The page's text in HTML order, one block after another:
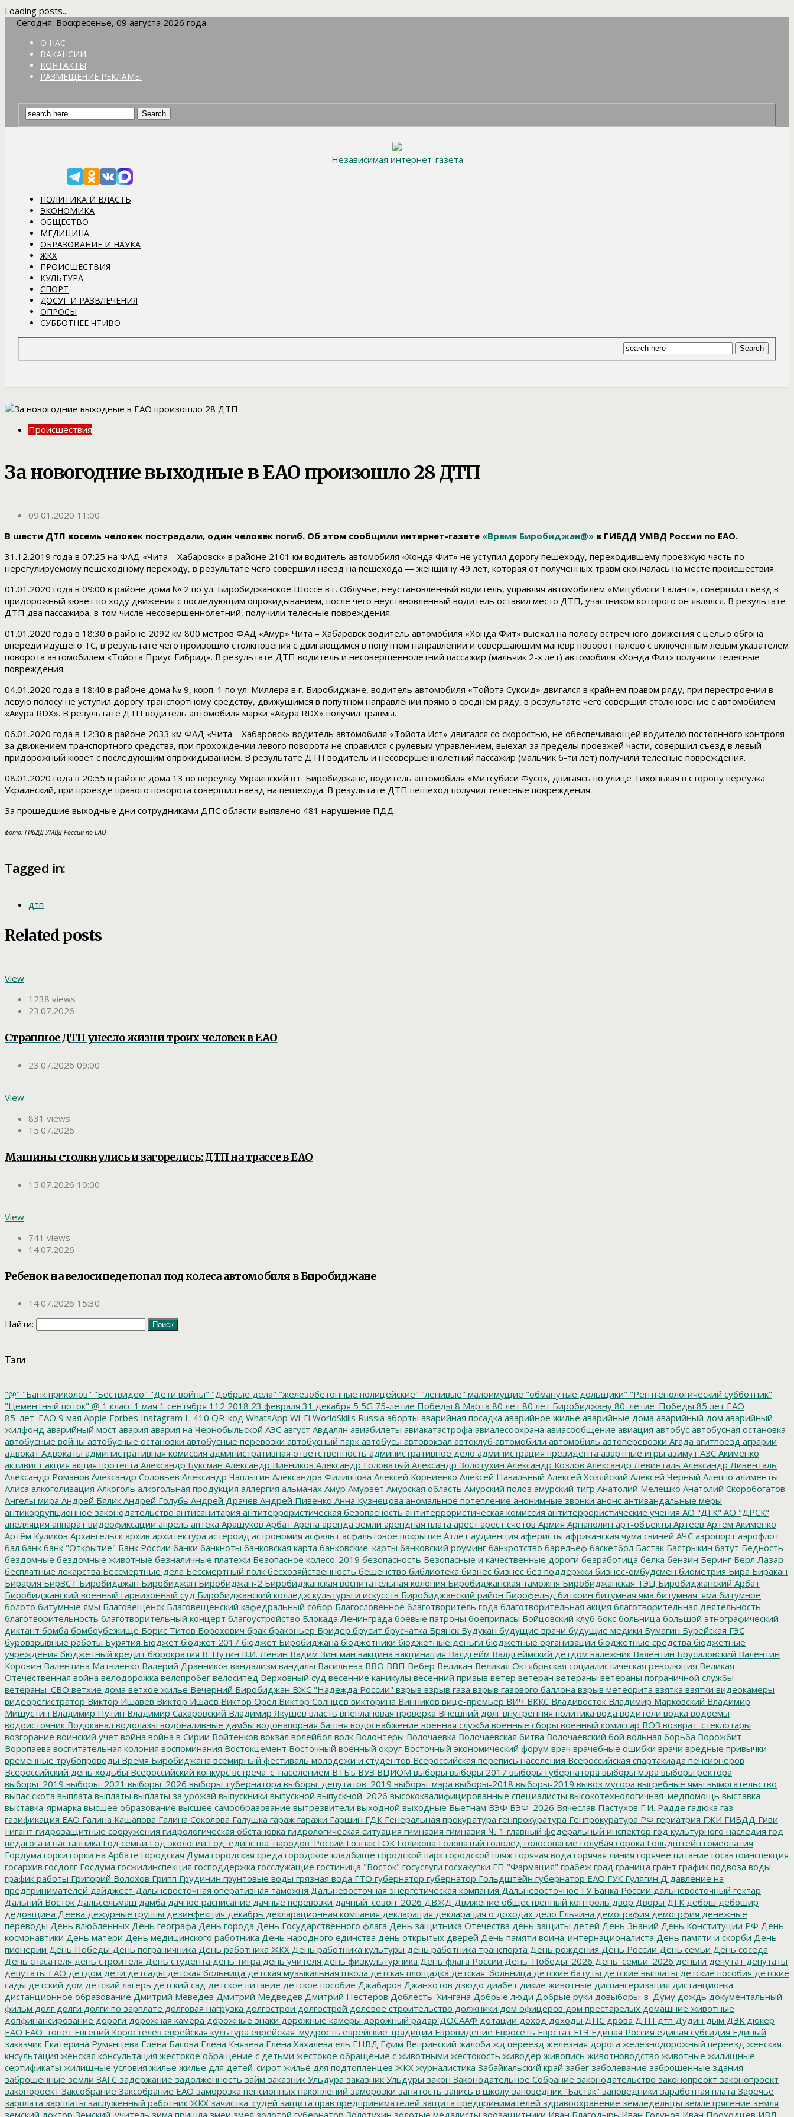
Loading posts...
Сегодня: Воскресенье, 09 августа 2026 года
О НАС
ВАКАНСИИ
КОНТАКТЫ
РАЗМЕЩЕНИЕ РЕКЛАМЫ
Независимая интернет-газета
ПОЛИТИКА И ВЛАСТЬ
ЭКОНОМИКА
ОБЩЕСТВО
МЕДИЦИНА
ОБРАЗОВАНИЕ И НАУКА
ЖКХ
ПРОИСШЕСТВИЯ
КУЛЬТУРА
СПОРТ
ДОСУГ И РАЗВЛЕЧЕНИЯ
ОПРОСЫ
СУББОТНЕЕ ЧТИВО
Происшествия
За новогодние выходные в ЕАО произошло 28 ДТП
09.01.2020 11:00
В шести ДТП восемь человек пострадали, один человек погиб. Об этом сообщили интернет-газете «Время Биробиджан@» в ГИБДД УМВД России по ЕАО.
31.12.2019 года в 07:25 на ФАД «Чита – Хабаровск» в районе 2101 км водитель автомобиля «Хонда Фит» не уступил дорогу пешеходу, переходившему проезжую часть по
нерегулируемому пешеходному переходу, в результате чего совершил наезд на пешехода — женщину 49 лет, которая от полученных травм скончалась на месте происшествия.
01.01.2020 года в 09:00 в районе дома № 2 по ул. Биробиджанское Шоссе в г. Облучье, неустановленный водитель, управляя автомобилем «Мицубисси Галант», совершил съезд в
придорожный кювет по ходу движения с последующим опрокидыванием, после чего неустановленный водитель оставил место ДТП, участником которого он являлся. В результате
ДТП два пассажира, в том числе несовершеннолетний, получили телесные повреждения.
01.01.2020 года в 18:30 в районе 2092 км 800 метров ФАД «Амур» Чита – Хабаровск водитель автомобиля «Хонда Фит» выехал на полосу встречного движения с целью обгона
впереди идущего ТС, в результате чего произошло столкновения с двигающимся в попутном направлении и совершающим маневр поворот налево с включенным левым указателем
поворота автомобилем «Тойота Приус Гибрид». В результате ДТП водитель и несовершеннолетний пассажир (мальчик 2-х лет) автомобиля «Хонда Фит» получили телесные
повреждения.
04.01.2020 года в 18:40 в районе дома № 9, корп. 1 по ул. Миллера в г. Биробиджане, водитель автомобиля «Тойота Суксид» двигался в крайнем правом ряду, при перестроении в
левую полосу не уступил дорогу транспортному средству, движущимся в попутном направлении прямо в среднем ряду, в результате чего совершил столкновение с автомобилем
«Акура RDX». В результате ДТП водитель автомобиля марки «Акура RDX» получил травмы.
06.01.2020 года в 12:30 в районе 2033 км ФАД «Чита – Хабаровск» водитель автомобиля «Тойота Ист» двигался со скоростью, не обеспечивающей водителю постоянного контроля
за движением транспортного средства, при прохождении левого поворота не справился с рулевым управлением, выехал за пределы проезжей части, совершил съезд в левый
придорожный кювет с последующим опрокидыванием. В результате ДТП водитель и несовершеннолетний пассажир (мальчик 6-ти лет) получили телесные повреждения.
08.01.2020 года в 20:55 в районе дома 13 по переулку Украинский в г. Биробиджане, водитель автомобиля «Митсубиси Фусо», двигаясь по улице Тихонькая в сторону переулка
Украинский, при проезде правого поворота совершил наезд на пешехода. В результате ДТП пешеход получил телесные повреждения.
За прошедшие выходные дни сотрудниками ДПС области выявлено 481 нарушение ПДД.
фото: ГИБДД УМВД России по ЕАО
Tagged in:
дтп
Related posts
View
1238 views
23.07.2026
Страшное ДТП унесло жизни троих человек в ЕАО
23.07.2026 09:00
View
831 views
15.07.2026
Машины столкнулись и загорелись: ДТП на трассе в ЕАО
15.07.2026 10:00
View
741 views
14.07.2026
Ребенок на велосипеде попал под колеса автомобиля в Биробиджане
14.07.2026 15:30
Найти:
Тэги
"@" "Банк приколов" "Бествидео" "Дети войны" "Добрые дела" "железобетонные полицейские" "ленивые" малоимущие "обманутые дольщики" "Рентгенологический субботник"
"Цементный поток" @ 1 класс 1 мая 1 сентября 112 2018 23 февраля 31 декабря 5 5G 75-летие Победы 8 Марта 80 лет 80 лет Биробиджану 80_летие_Победы 85 лет ЕАО
85_лет_ЕАО 9 мая Apple Forbes Instagram L-410 QR-код WhatsApp Wi-Fi WorldSkills Russia аборты аварийная посадка аварийное жилье аварийные дома аварийный дом аварийный
жилфонд аварийный мост авария авария на Чернобыльской АЭС август Авдалян авиабилеты авиакатастрофа авиалесоохрана авиасообщение авиация автобус автобусная остановка
автобусные войны автобусные остановки автобусные перевозки автобусный парк автобусы автовокзал автоклуб автомобили автомобиль автоперевозки Агада агитпоезд аграрии
адвокат Адвокаты административная комиссия административная ответственность административное дело администрация президента азартные игры азимут АЗС Акименко
активист акция акция протеста Александр Буксман Александр Винников Александр Головатый Александр Золотухин Александр Козлов Александр Левинталь Александр Ливенталь
Александр Романов Александр Соловьев Александр Чаплыгин Александра Филиппова Алексей Корниенко Алексей Навальный Алексей Хозяйский Алексей Черный Алеппо алименты
Алиса алкоголизация Алкоголь алкогольная продукция аллергия альманах Амур Амурзет Амурская область Амурский полоз амурский тигр Анатолий Мелешко Анатолий Скоробогатов
Ангелы мира Андрей Бялик Андрей Голубь Андрей Драчев Андрей Пивенко Анна Кузнецова аномальное потепление анонимные звонки анонс антивандальные меры
антикоррупционное законодательство антисанитария антитеррористическая безопасность антитеррористическая комиссия антитеррористические учения АО "ДГК" АО "ДРСК"
апелляция аппарат видеофиксации апрель аптека Арашуков Арбат Арена аренда земли арендная плата арест арест счетов Армия Арнаполин арт-объекты Артеев Артём Акименко
Артём Куликов Архангельск архив архитектура астероид астрономия асфальт асфальтовое покрытие Атлет аудиенция аферисты африканская чума свиней АЧС аэропорт аэрофлот
бал банк банк "Открытие" Банк России банки банкноты банковская карта банковские_карты банковский роуминг банкротство барельеф баскетбол Бастак Бастрыкин батут Бедность
бездомные бездомные животные безналичные платежи Безопасное колесо-2019 безопасность Безопасные и качественные дороги безработица белка бензин Беринг Берл Лазар
бесплатные лекарства Бессмертные дела Бессмертный полк бесхозяйственность бешенство библиотека бизнес бизнес без поддержки бизнес-омбудсмен биометрия Бира Биракан
Бирария БирЗСТ Биробидажан Биробиджан Биробиджан-2 Биробиджанская воспитательная колония Биробиджанская таможня Биробиджанская ТЭЦ Биробиджанский Арбат
Биробиджанский военный гарнизонный суд Биробиджанский колледж культуры и искусств Биробиджанский район Бирофельд биткоин битумная яма битумная_яма битумное
болото битумные ямы Благовещенск Благовещенский кафедральный собор Благословенное благотворитель года благотворительная акция благотворительная деятельность
благотворительность благотворительный концерт благоустройство Блокада Ленинграда боевые патроны боеприпасы Бойцовский клуб бокс больница большой этнографический
диктант бомба бомбоубежище Борис Титов Борохович брак браконьер Бридер брусит брусчатка Брянск Будукан будущие врачи будущие медики Бумагин Бурейская ГЭС
буровзрывные работы Бурятия Бюджет бюджет 2017 бюджет Биробиджана бюджетники бюджетные деньги бюджетные организации бюджетные средства бюджетные
учреждения бюджетный кредит бюрократия В. Путин В.И. Ленин Вадим Зингман вакцина вакцинация Валдгейм Валдгеймский детдом валежник Валентин Брусиловский Валентин
Коровин Валентина Матвиенко Валерий Дранников вандализм вандалы Васильева ВВО ВВП Вебер Великан Великая Октябрьская социалистическая революция Великая
Отечественная война велодорожка велопробег велосипед Верховный суд весенние каникулы весенний призыв ветер ветеран ветераны ветераны пограничной службы
ветераны_СВО ветхие дома ветхое жилье Вечерний Биробиджан ВЖС "Надежда России" взрыв взрыв газа взрыв газового баллона взрыв метеорита взятка взятки видеокамеры
видеорегистратор Виктор Ишавев Виктор Ишаев Виктор Орёл Виктор Солнцев викторина Винников вице-премьер ВИЧ ВККС Владивосток Владимир Марковский Владимир
Мишустин Владимир Путин Владимир Сахаровский Владимир Якушев власть внеплановая проверка Внешний долг внутренняя политика вода водители водка водоемы
водоисточник Водоканал водолазы водоналивные дамбы водонапорная башня водоснабжение военная служба военные сборы военный комиссар ВОЗ возврат_стеклотары
возгорание воинский учет война война в Сирии Войтенков вокзал волейбол волк Волонтеры Волочаевка Волочаевская битва Волочаевский бой вольная борьба Ворожбит
Воропаева воспитательная колония воспоминания Востокцемент Восточный военный округ Восточный экономический форум врач врачебные ошибки врачи вредные привычки
временные трубопроводы Время Биробиджана всемирный фестиваль молодежи и студентов Всероссийская перепись населения Всероссийская спартакиада пенсионеров
Всероссийский день ходьбы Всероссийский конкурс встреча_с_населением ВТБъ ВУЗ ВЦИОМ выборы выборы 2017 выборы губернатора выборы мэра выборы ректора
выборы_2019 выборы_2021 выборы_2026 выборы_губернатора выборы_депутатов_2019 выборы_мэра выборы-2018 выборы-2019 вывоз мусора выгребные ямы вымогательство
выпас скота выплата выплаты выплаты за урожай выпускники выпускной выпускной_2026 высококвалифицированные специалисты высокотехнологичная_медпомощь выставка
выставка-ярмарка высшее образование высшее самообразование вытрезвители выходной выходные Вьетнам ВЭФ ВЭФ_2026 Вячеслав Пастухов Г.И. Радде гадюка газ
газификация ЕАО Галина Кашапова Галина Соколова Галушка гараж гаражи Гаршин ГДК Генеральная прокуратура генпрокуратура Генпрокуратура РФ гериатрия ГЖИ ГИБДД Гиви
Гигант гидрозащитные сооружения гидрологическая обстановка гидрологическая ситуация гимназия гимназия № 1 главный федеральный инспектор год культурного наследия год
педагога и наставника Год семьи Год экологии Год_единства_народов_России Гознак ГОК Голикова Головатый гололед голосование голубая сорока Гольдштейн гомеопатия
Гордума горки горки на Арбате городская Дума городская среда городское кладбище городской парк городской пляж горячая вода горячая линия горячее питание госавтоинспекция
госархив госдолг Госдума госжилинспекция господдержка госслужащие гостиница "Восток" госуслуги госхакупки ГП "Фармация" грабеж град граница грант график подвоза воды
график работы Григорий Волохов Грипп Грудинин грунтовые воды грязная вода ГТО губернатор губернатор Гольдштейн губернатор ЕАО ГУК Гулягин Д давление на
предпринимателей дайджест Дальневосточная оперативная таможня Дальневосточная энергетическая компания Дальневосточное ГУ Банка России дальневосточный гектар
Дальний Восток Дальсельмаш дамба дачное расписание дачные перевозки дачный_сезон_2026 ДВЖД Движение общественный контроль двор Дворы ДГК дебош дебошир
дедовщина Деева дежурные группы дезинфекция декабрь декларационная компания декларация декларация о доходах дело Ельчина демография демогрфия денежные
переводы День влюбленных День географа День города День Государственного флага День защитника Отечества день защиты детей День Знаний День Конституции РФ День
космонавтики День матери День медицинского работника День народного единства день открытых дверей День памяти воина-интернационалиста День памяти и скорби День
пионерии День Победы День пограничника День работника ЖКХ День работника культуры день работника транспорта День рождения День России День семьи День соседа
День спасателя день строителя День студента день тигра день учителя день физкультурника День флага России День_Победы_2026 День_семьи_2026 деньги депутат депутаты
депутаты ЕАО детдом дети детсады детская больница детская музыкальная школа детская площадка детская_больница детские батуты детские выплаты детские пособия детские
сады детский дом детский лагерь детский сад детское питание детское пособие Джабаров Джанхотов дзюдо диабет дикие животные диспансеризация дистанционка
дистанционное образование Дмитрий Меведев Дмитрий Медведев Дмитрий Нестеров Доблесть_Хингана Добрые люди Добрые руки довыборы_в_Думу дождь документальный
фильм долг долги долги по зарплате долговая нагрузка долгострои долгострой долевое строительство должники дом офицеров дом престарелых домашние животные
допфинансирование дороги дорожная камера дорожные знаки дорожные камеры дорожный радар ДОСААФ дотации доход доходы ДПС дрова ДТП дтп Дудин дым ДЭК дюкер
ЕАО ЕАО_тонет Евгений Коростелев еврейская культура еврейская_мудрость еврейские традиции Евровидение Евросеть Еврстат ЕГЭ Единая Россия единая субсидия Единый
заказчик Екатерина Румянцева Елена Басова Елена Князева Елена Хахалева ель ЕНВД Ефим Вепринский жалоба жд переезд железная дорога железнодорожный переезд женская
кнсультация женская консультация жестокое обращение с детьми жестокое обращение с животными жестокость живодер живопись животноводство животные жилищные
сертификаты жилищные условия жилье жилье для детей-сирот жильё для подтопленцев ЖКХ журналистика Забайкальский край забег заболевание заброшенные здания
заброшенные земли ЗАГС задержание задолженность займ заказник Ульдура заказник Ульдуры закон Законодательное Собрание законодательство законопреокт законопроект
законороект Заксобрание Заксобрание ЕАО заморозка пенсионных накоплений заморозки занятость запись в школу заповедник "Бастак" заповедники заработная плата Заречье
зарплата зарплаты заслуженный работник ЖКХ зачистка_судей защита прав предпринимателей защита предпринимателей здравоохранение земледельцы землетрясение земля
земский доктор Земский_учитель зима пришла змеи змея золотой губернатор Золотухин золотые медалисты зоозащитники Иван Благодырь Иван Голунов Иван Проходцев ИВЛ